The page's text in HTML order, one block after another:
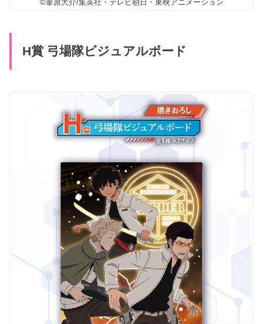
©葦原大介/集英社・テレビ朝日・東映アニメーション
H賞 弓場隊ビジュアルボード